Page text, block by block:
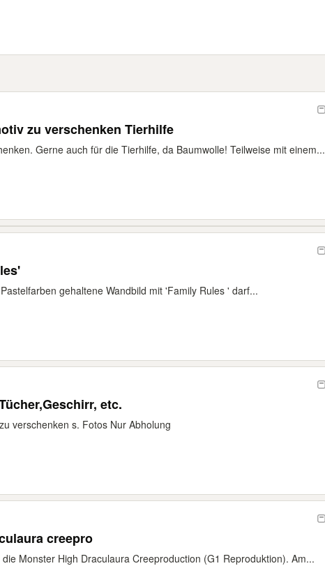
zu verschenken Tierhilfe
Gerne auch für die Tierhilfe, da Baumwolle! Teilweise mit einem...
gehaltene Wandbild mit 'Family Rules ' darf...
etc.
verschenken s. Fotos Nur Abholung
creepro
Monster High Draculaura Creeproduction (G1 Reproduktion). Am...